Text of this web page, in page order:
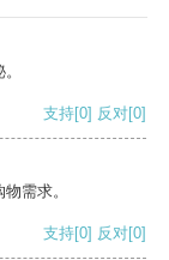
支持[0] 反对[0]
需求。
支持[0] 反对[0]